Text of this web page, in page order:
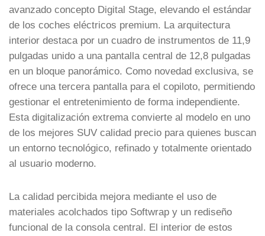
avanzado concepto Digital Stage, elevando el estándar
de los coches eléctricos premium. La arquitectura
interior destaca por un cuadro de instrumentos de 11,9
pulgadas unido a una pantalla central de 12,8 pulgadas
en un bloque panorámico. Como novedad exclusiva, se
ofrece una tercera pantalla para el copiloto, permitiendo
gestionar el entretenimiento de forma independiente.
Esta digitalización extrema convierte al modelo en uno
de los mejores SUV calidad precio para quienes buscan
un entorno tecnológico, refinado y totalmente orientado
al usuario moderno.
La calidad percibida mejora mediante el uso de
materiales acolchados tipo Softwrap y un rediseño
funcional de la consola central. El interior de estos